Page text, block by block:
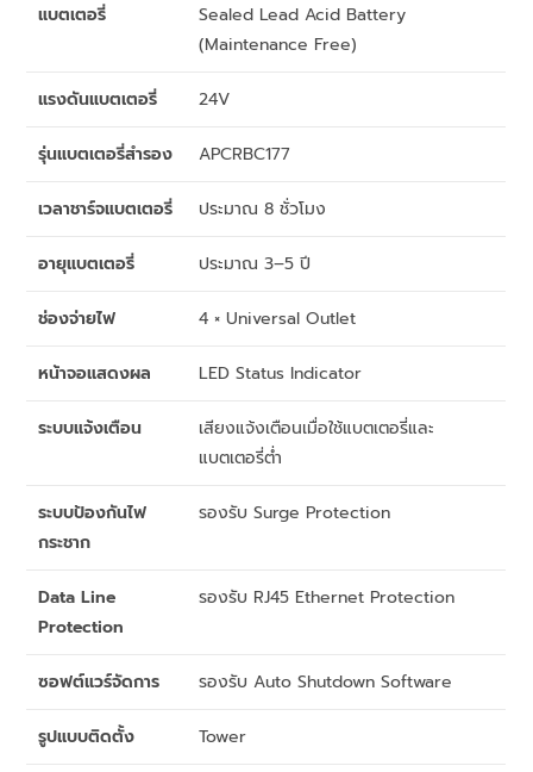
แบตเตอรี่
Sealed Lead Acid Battery
(Maintenance Free)
แรงดันแบตเตอรี่ 24V
รุ่นแบตเตอรี่สำรอง APCRBC177
เวลาชาร์จแบตเตอรี่ ประมาณ 8 ชั่วโมง
อายุแบตเตอรี่ ประมาณ 3–5 ปี
ช่องจ่ายไฟ 4 × Universal Outlet
หน้าจอแสดงผล LED Status Indicator
ระบบแจ้งเตือน
เสียงแจ้งเตือนเมื่อใช้แบตเตอรี่และ
แบตเตอรี่ต่ำ
ระบบป้องกันไฟ
กระชาก
รองรับ Surge Protection
Data Line
Protection
รองรับ RJ45 Ethernet Protection
ซอฟต์แวร์จัดการ รองรับ Auto Shutdown Software
รูปแบบติดตั้ง Tower